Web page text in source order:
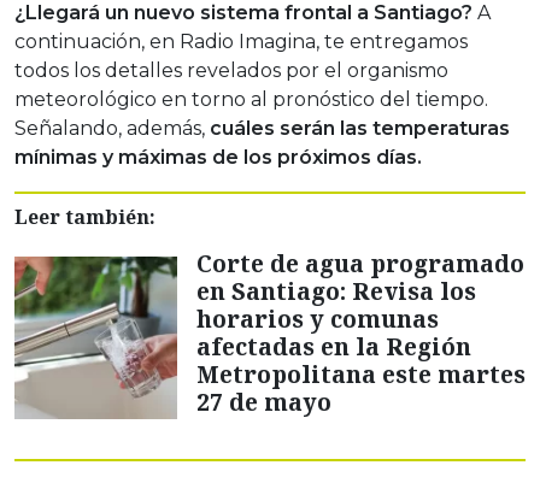
¿Llegará un nuevo sistema frontal a Santiago? A
continuación, en Radio Imagina, te entregamos
todos los detalles revelados por el organismo
meteorológico en torno al pronóstico del tiempo.
Señalando, además, cuáles serán las temperaturas
mínimas y máximas de los próximos días.
Leer también:
Corte de agua programado
en Santiago: Revisa los
horarios y comunas
afectadas en la Región
Metropolitana este martes
27 de mayo